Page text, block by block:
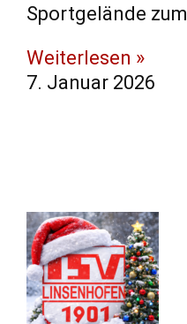
Sportgelände zum
Weiterlesen »
7. Januar 2026